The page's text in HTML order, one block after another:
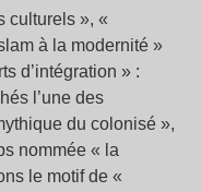
culturels », «
à la modernité »
d’intégration » :
l’une des
du colonisé »,
nommée « la
le motif de «